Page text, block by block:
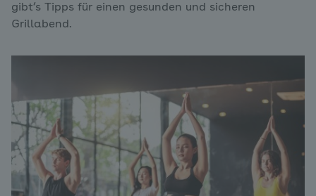
gibt’s Tipps für einen gesunden und sicheren
Grillabend.